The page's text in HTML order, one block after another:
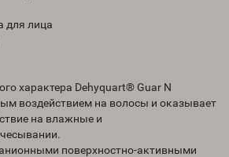
для лица
характера Dehyquart® Guar N
воздействием на волосы и оказывает
на влажные и
поверхностно-активными